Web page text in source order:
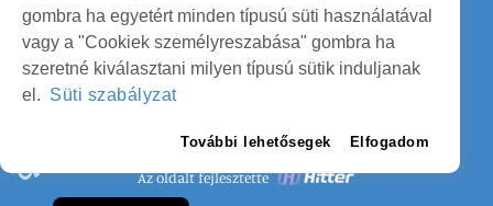
SZEMÉLYES ADATOK VÉDELME
Az oldalt fejlesztette
SZATMÁR MEGYE MEGYEI TANÁCS
gombra ha egyetért minden típusú süti használatával
vagy a "Cookiek személyreszabása" gombra ha
szeretné kiválasztani milyen típusú sütik induljanak
el. Süti szabályzat
További lehetősegek Elfogadom